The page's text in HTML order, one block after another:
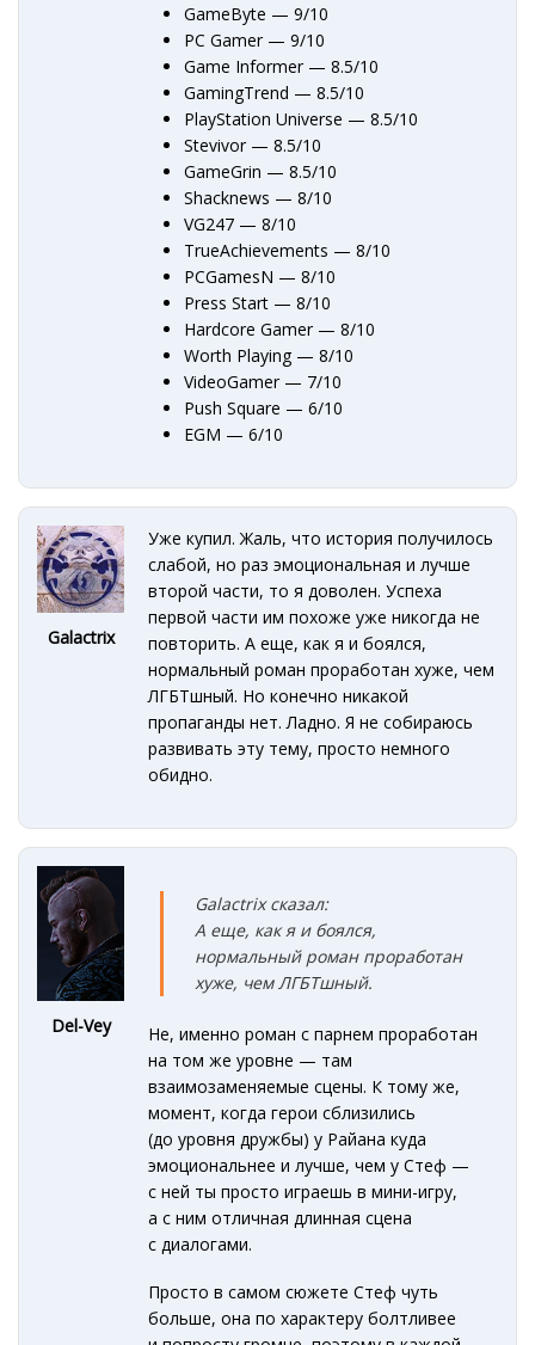
GameByte — 9/10
PC Gamer — 9/10
Game Informer — 8.5/10
GamingTrend — 8.5/10
PlayStation Universe — 8.5/10
Stevivor — 8.5/10
GameGrin — 8.5/10
Shacknews — 8/10
VG247 — 8/10
TrueAchievements — 8/10
PCGamesN — 8/10
Press Start — 8/10
Hardcore Gamer — 8/10
Worth Playing — 8/10
VideoGamer — 7/10
Push Square — 6/10
EGM — 6/10
Galactrix
Уже купил. Жаль, что история получилось
слабой, но раз эмоциональная и лучше
второй части, то я доволен. Успеха
первой части им похоже уже никогда не
повторить. А еще, как я и боялся,
нормальный роман проработан хуже, чем
ЛГБТшный. Но конечно никакой
пропаганды нет. Ладно. Я не собираюсь
развивать эту тему, просто немного
обидно.
Del-Vey
Galactrix сказал:
А еще, как я и боялся,
нормальный роман проработан
хуже, чем ЛГБТшный.
Не, именно роман с парнем проработан
на том же уровне — там
взаимозаменяемые сцены. К тому же,
момент, когда герои сблизились
(до уровня дружбы) у Райана куда
эмоциональнее и лучше, чем у Стеф —
с ней ты просто играешь в мини-игру,
а с ним отличная длинная сцена
с диалогами.
Просто в самом сюжете Стеф чуть
больше, она по характеру болтливее